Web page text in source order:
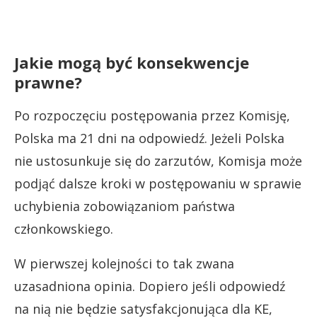
Jakie mogą być konsekwencje
prawne?
Po rozpoczęciu postępowania przez Komisję,
Polska ma 21 dni na odpowiedź. Jeżeli Polska
nie ustosunkuje się do zarzutów, Komisja może
podjąć dalsze kroki w postępowaniu w sprawie
uchybienia zobowiązaniom państwa
członkowskiego.
W pierwszej kolejności to tak zwana
uzasadniona opinia. Dopiero jeśli odpowiedź
na nią nie będzie satysfakcjonująca dla KE,